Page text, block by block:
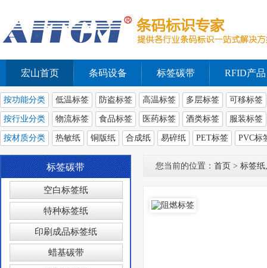
宏山首页 条码设备 标签碳带 RFID产品
按功能分类 低温标签 防盗标签 高温标签 多层标签 可移标签
按行业分类 物流标签 食品标签 医药标签 酒类标签 服装标签
按材质分类 热敏纸 铜版纸 合成纸 易碎纸 PET标签 PVC标
标签碳带
空白标签纸
特种标签纸
印刷成品标签纸
蜡基碳带
您当前的位置： 首页 > 标签